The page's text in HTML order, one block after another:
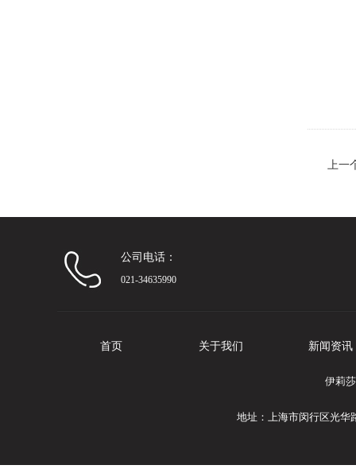
上一
公司电话：
021-34635990
首页 关于我们 新闻资讯
伊莉
地址：上海市闵行区光